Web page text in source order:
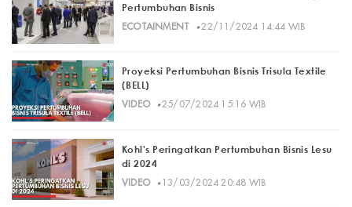
Pertumbuhan Bisnis
ECOTAINMENT
· 22/11/2024 14:44 WIB
Proyeksi Pertumbuhan Bisnis Trisula Textile
(BELL)
VIDEO· 25/07/2024 15:16 WIB
Kohl's Peringatkan Pertumbuhan Bisnis Lesu
di 2024
VIDEO· 13/03/2024 20:48 WIB